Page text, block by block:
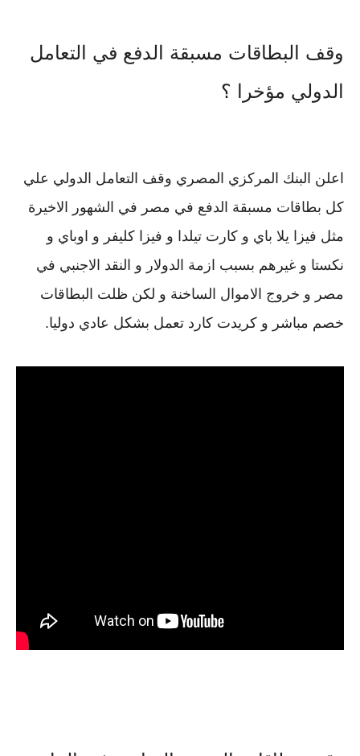
وقف البطاقات مسبقة الدفع في التعامل
الدولي مؤخرا ؟
اعلن البنك المركزي المصري وقف التعامل الدولي علي
كل بطاقات مسبقة الدفع في مصر في الشهور الاخيرة
مثل فيزا يلا باي و كارت تيلدا و فيزا كليفر و اوباي و
نكستا و غيرهم بسبب ازمة الدولار و النقد الاجنبي في
مصر و خروج الاموال الساخنة و لكن ظلت البطاقات
خصم مباشر و كريدت كارد تعمل بشكل عادي دوليا.